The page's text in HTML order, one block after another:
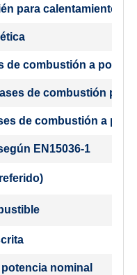
para calentamiento de
de combustión a
de combustión
de combustión a
EN15036-1
nominal